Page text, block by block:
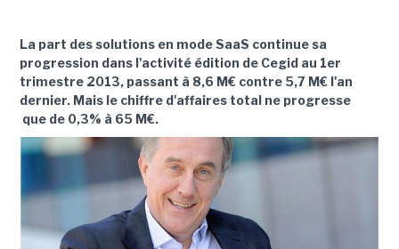
La part des solutions en mode SaaS continue sa
progression dans l'activité édition de Cegid au 1er
trimestre 2013, passant à 8,6 M€ contre 5,7 M€ l'an
dernier. Mais le chiffre d'affaires total ne progresse
que de 0,3% à 65 M€.